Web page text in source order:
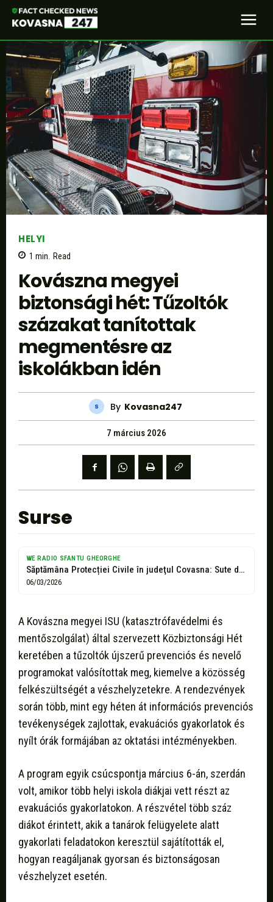
HELYI
1 min. Read
Kovászna megyei
biztonsági hét: Tűzoltók
százakat tanítottak
megmentésre az
iskolákban idén
By Kovasna247
7 március 2026
Surse
WE RADIO SFANTU GHEORGHE
Săptămâna Protecției Civile în judeţul Covasna: Sute de elevi instruiți de pompieri...
06/03/2026
A Kovászna megyei ISU (katasztrófavédelmi és
mentőszolgálat) által szervezett Közbiztonsági Hét
keretében a tűzoltók újszerű prevenciós és nevelő
programokat valósítottak meg, kiemelve a közösség
felkészültségét a vészhelyzetekre. A rendezvények
során több, mint egy héten át információs prevenciós
tevékenységek zajlottak, evakuációs gyakorlatok és
nyílt órák formájában az oktatási intézményekben.
A program egyik csúcspontja március 6-án, szerdán
volt, amikor több helyi iskola diákjai vett részt az
evakuációs gyakorlatokon. A részvétel több száz
diákot érintett, akik a tanárok felügyelete alatt
gyakorlati feladatokon keresztül sajátították el,
hogyan reagáljanak gyorsan és biztonságosan
vészhelyzet esetén.